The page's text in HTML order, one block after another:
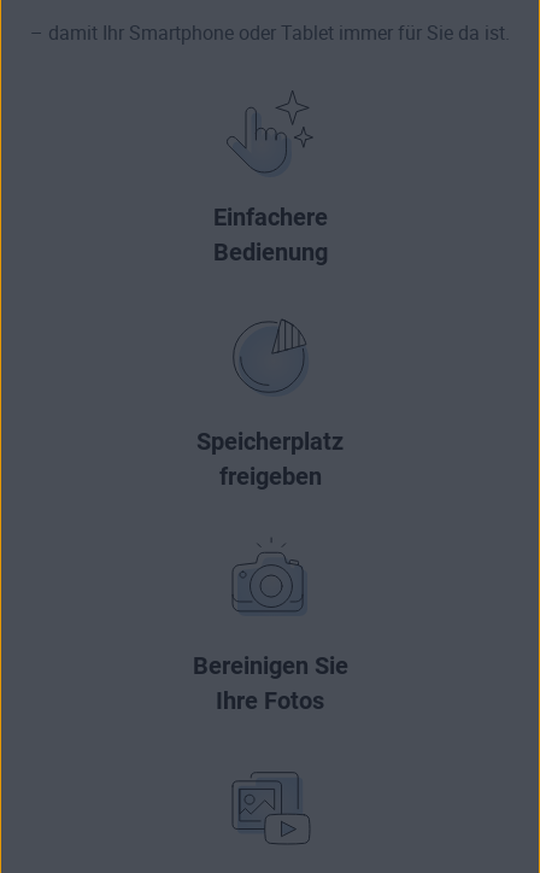
– damit Ihr Smartphone oder Tablet immer für Sie da ist.
Einfachere
Bedienung
Speicherplatz
freigeben
Bereinigen Sie
Ihre Fotos